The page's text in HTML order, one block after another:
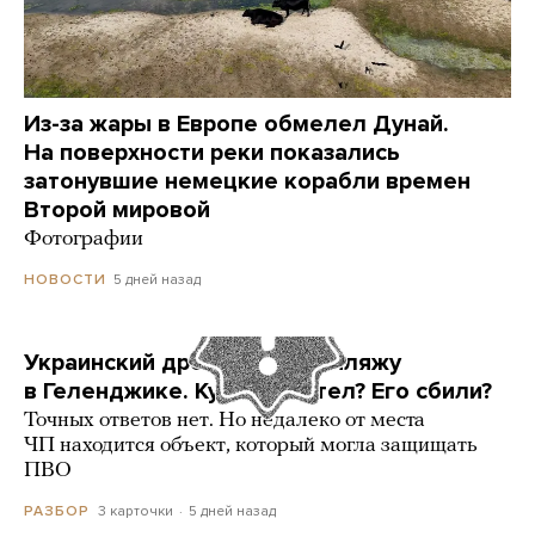
Из-за жары в Европе обмелел Дунай.
На поверхности реки показались
затонувшие немецкие корабли времен
Второй мировой
Фотографии
НОВОСТИ 5 дней назад
Украинский дрон попал по пляжу
в Геленджике. Куда он летел? Его сбили?
Точных ответов нет. Но недалеко от места
ЧП находится объект, который могла защищать
ПВО
РАЗБОР 3 карточки 5 дней назад